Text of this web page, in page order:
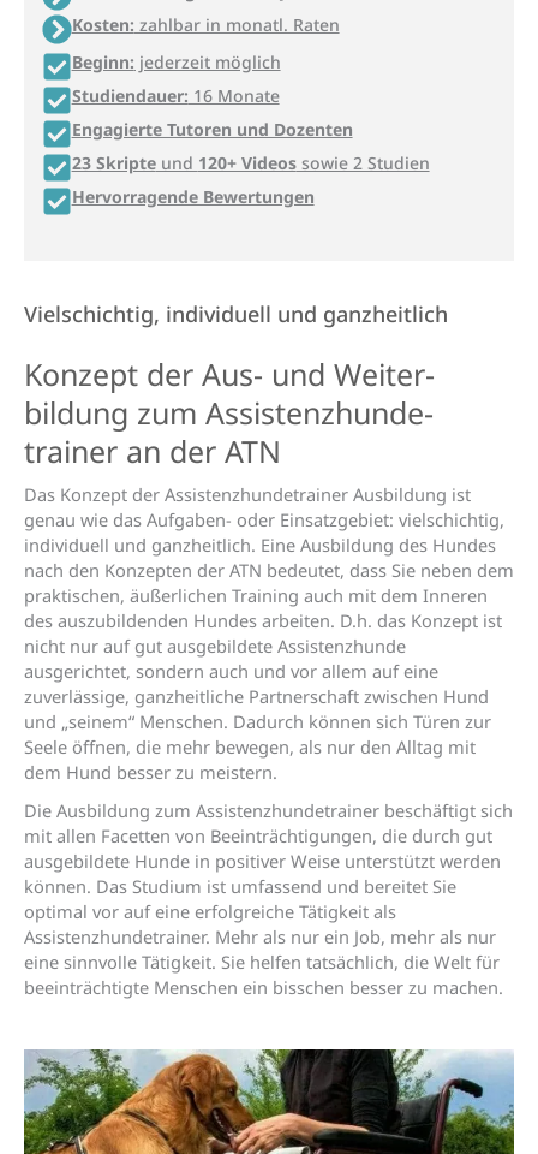
Kosten: zahlbar in monatl. Raten
Beginn: jederzeit möglich
Studiendauer: 16 Monate
Engagierte Tutoren und Dozenten
23 Skripteund 120+ Videossowie 2 Studien
Hervorragende Bewertungen
Vielschichtig, individuell und ganzheitlich
Konzept der Aus- und Weiter­
bildung zum Assistenz­­hunde­­
trainer an der ATN
Das Konzept der Assistenzhundetrainer Ausbildung ist
genau wie das Aufgaben- oder Einsatzgebiet: vielschichtig,
individuell und ganzheitlich. Eine Ausbildung des Hundes
nach den Konzepten der ATN bedeutet, dass Sie neben dem
praktischen, äußerlichen Training auch mit dem Inneren
des auszubildenden Hundes arbeiten. D.h. das Konzept ist
nicht nur auf gut ausgebildete Assistenzhunde
ausgerichtet, sondern auch und vor allem auf eine
zuverlässige, ganzheitliche Partnerschaft zwischen Hund
und „seinem“ Menschen. Dadurch können sich Türen zur
Seele öffnen, die mehr bewegen, als nur den Alltag mit
dem Hund besser zu meistern.
Die Ausbildung zum Assistenzhundetrainer beschäftigt sich
mit allen Facetten von Beeinträchtigungen, die durch gut
ausgebildete Hunde in positiver Weise unterstützt werden
können. Das Studium ist umfassend und bereitet Sie
optimal vor auf eine erfolgreiche Tätigkeit als
Assistenzhundetrainer. Mehr als nur ein Job, mehr als nur
eine sinnvolle Tätigkeit. Sie helfen tatsächlich, die Welt für
beeinträchtigte Menschen ein bisschen besser zu machen.